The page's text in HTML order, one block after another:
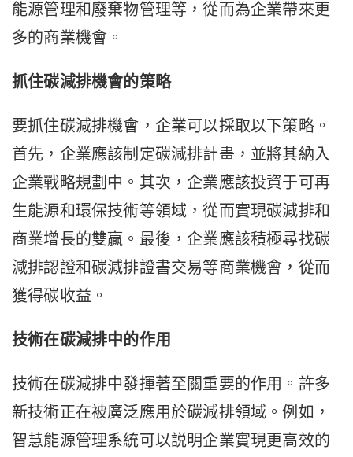
能源管理和廢棄物管理等，從而為企業帶來更
多的商業機會。
抓住碳減排機會的策略
要抓住碳減排機會，企業可以採取以下策略。
首先，企業應該制定碳減排計畫，並將其納入
企業戰略規劃中。其次，企業應該投資于可再
生能源和環保技術等領域，從而實現碳減排和
商業增長的雙贏。最後，企業應該積極尋找碳
減排認證和碳減排證書交易等商業機會，從而
獲得碳收益。
技術在碳減排中的作用
技術在碳減排中發揮著至關重要的作用。許多
新技術正在被廣泛應用於碳減排領域。例如，
智慧能源管理系統可以説明企業實現更高效的